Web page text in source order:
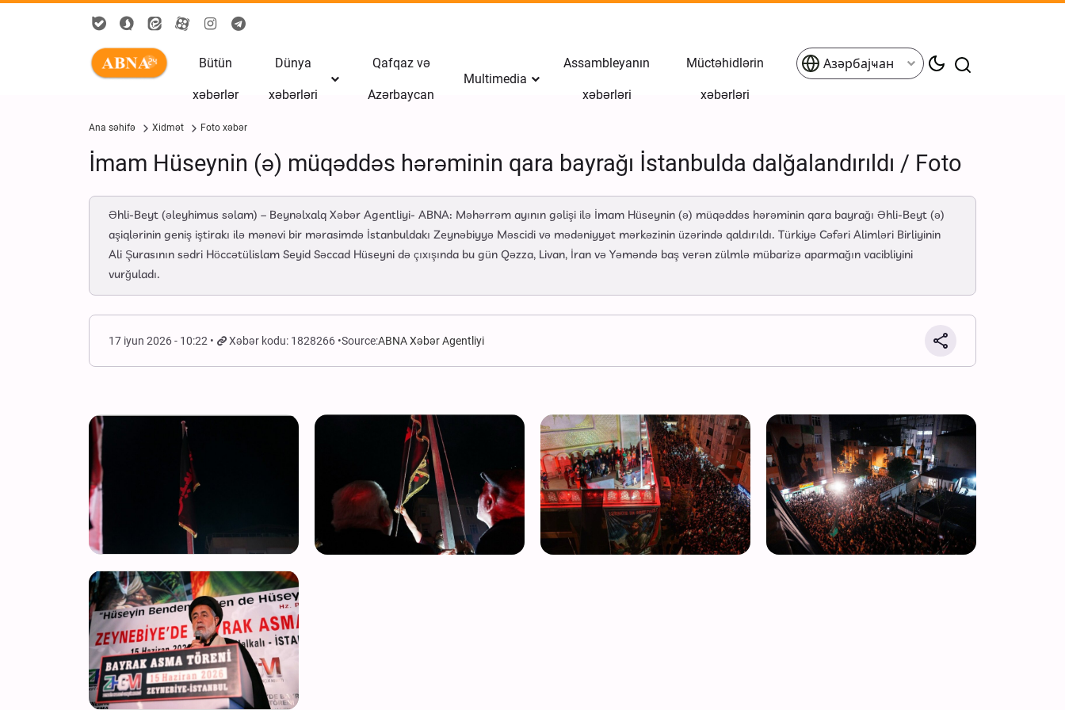
Bütün
xəbərlər
Dünya
xəbərləri
Qafqaz və
Azərbaycan
Multimedia
Assambleyanın
xəbərləri
Müctəhidlərin
xəbərləri
Азәрбајҹан
Ana səhifə Xidmət Foto xəbər
İmam Hüseynin (ə) müqəddəs hərəminin qara bayrağı İstanbulda dalğalandırıldı / Foto
Əhli-Beyt (əleyhimus səlam) – Beynəlxalq Xəbər Agentliyi- ABNA: Məhərrəm ayının gəlişi ilə İmam Hüseynin (ə) müqəddəs hərəminin qara bayrağı Əhli-Beyt (ə)
aşiqlərinin geniş iştirakı ilə mənəvi bir mərasimdə İstanbuldakı Zeynəbiyyə Məscidi və mədəniyyət mərkəzinin üzərində qaldırıldı. Türkiyə Cəfəri Alimləri Birliyinin
Ali Şurasının sədri Höccətülislam Seyid Səccad Hüseyni də çıxışında bu gün Qəzza, Livan, İran və Yəməndə baş verən zülmlə mübarizə aparmağın vacibliyini
vurğuladı.
17 iyun 2026 - 10:22 Xəbər kodu: 1828266 Source:ABNA Xəbər Agentliyi